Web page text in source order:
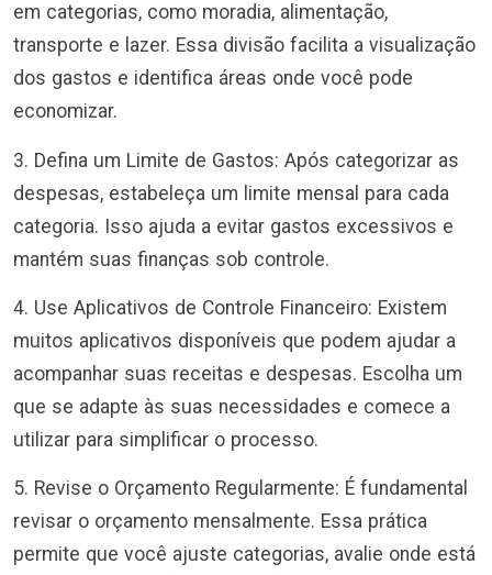
em categorias, como moradia, alimentação,
transporte e lazer. Essa divisão facilita a visualização
dos gastos e identifica áreas onde você pode
economizar.
3. Defina um Limite de Gastos: Após categorizar as
despesas, estabeleça um limite mensal para cada
categoria. Isso ajuda a evitar gastos excessivos e
mantém suas finanças sob controle.
4. Use Aplicativos de Controle Financeiro: Existem
muitos aplicativos disponíveis que podem ajudar a
acompanhar suas receitas e despesas. Escolha um
que se adapte às suas necessidades e comece a
utilizar para simplificar o processo.
5. Revise o Orçamento Regularmente: É fundamental
revisar o orçamento mensalmente. Essa prática
permite que você ajuste categorias, avalie onde está